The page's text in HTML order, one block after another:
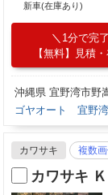
新車(在庫あり)
1分で完
【無料】見積
沖縄県 宜野湾市野
ゴヤオート 宜野
カワサキ 複数
カワサキ